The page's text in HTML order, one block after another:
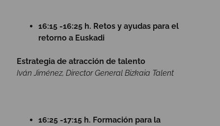
16:15 -16:25 h. Retos y ayudas para el
retorno a Euskadi
Estrategia de atracción de talento
Iván Jiménez, Director General Bizkaia Talent
16:25 -17:15 h. Formación para la